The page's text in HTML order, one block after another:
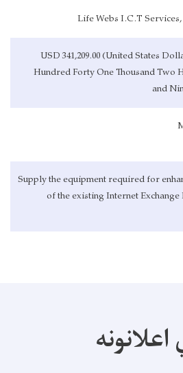
Life Webs I.C.T Services,
USD 341,209.00 (United States
Hundred Forty One Thousand Two
and
Supply the equipment required for
of the existing Internet